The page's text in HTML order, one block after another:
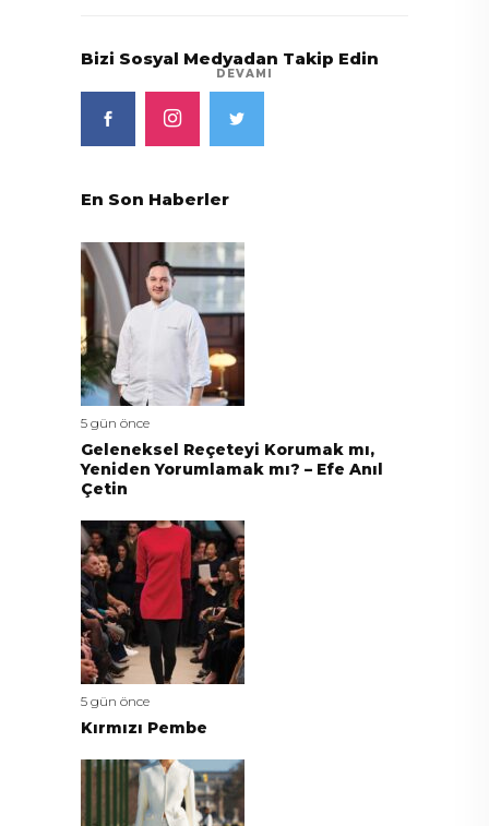
DEVAMI
Bizi Sosyal Medyadan Takip Edin
En Son Haberler
5 gün önce
Geleneksel Reçeteyi Korumak mı,
Yeniden Yorumlamak mı? – Efe Anıl
Çetin
5 gün önce
Kırmızı Pembe